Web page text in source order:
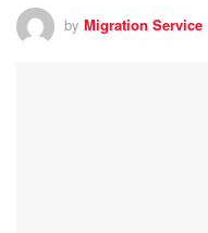
by Migration Service